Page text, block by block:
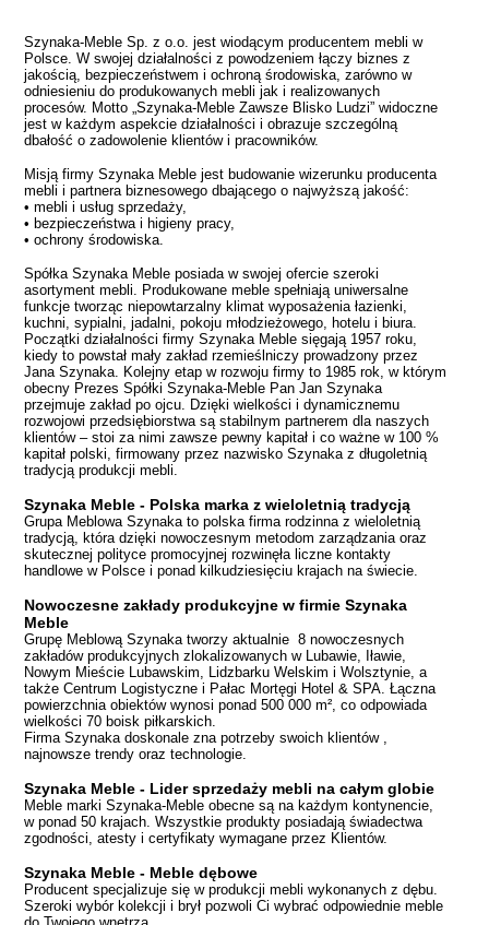
Szynaka-Meble Sp. z o.o. jest wiodącym producentem mebli w
Polsce. W swojej działalności z powodzeniem łączy biznes z
jakością, bezpieczeństwem i ochroną środowiska, zarówno w
odniesieniu do produkowanych mebli jak i realizowanych
procesów. Motto „Szynaka-Meble Zawsze Blisko Ludzi” widoczne
jest w każdym aspekcie działalności i obrazuje szczególną
dbałość o zadowolenie klientów i pracowników.
Misją firmy Szynaka Meble jest budowanie wizerunku producenta
mebli i partnera biznesowego dbającego o najwyższą jakość:
• mebli i usług sprzedaży,
• bezpieczeństwa i higieny pracy,
• ochrony środowiska.
Spółka Szynaka Meble posiada w swojej ofercie szeroki
asortyment mebli. Produkowane meble spełniają uniwersalne
funkcje tworząc niepowtarzalny klimat wyposażenia łazienki,
kuchni, sypialni, jadalni, pokoju młodzieżowego, hotelu i biura.
Początki działalności firmy Szynaka Meble sięgają 1957 roku,
kiedy to powstał mały zakład rzemieślniczy prowadzony przez
Jana Szynaka. Kolejny etap w rozwoju firmy to 1985 rok, w którym
obecny Prezes Spółki Szynaka-Meble Pan Jan Szynaka
przejmuje zakład po ojcu. Dzięki wielkości i dynamicznemu
rozwojowi przedsiębiorstwa są stabilnym partnerem dla naszych
klientów – stoi za nimi zawsze pewny kapitał i co ważne w 100 %
kapitał polski, firmowany przez nazwisko Szynaka z długoletnią
tradycją produkcji mebli.
Szynaka Meble - Polska marka z wieloletnią tradycją
Grupa Meblowa Szynaka to polska firma rodzinna z wieloletnią
tradycją, która dzięki nowoczesnym metodom zarządzania oraz
skutecznej polityce promocyjnej rozwinęła liczne kontakty
handlowe w Polsce i ponad kilkudziesięciu krajach na świecie.
Nowoczesne zakłady produkcyjne w firmie Szynaka
Meble
Grupę Meblową Szynaka tworzy aktualnie 8 nowoczesnych
zakładów produkcyjnych zlokalizowanych w Lubawie, Iławie,
Nowym Mieście Lubawskim, Lidzbarku Welskim i Wolsztynie, a
także Centrum Logistyczne i Pałac Mortęgi Hotel & SPA. Łączna
powierzchnia obiektów wynosi ponad 500 000 m², co odpowiada
wielkości 70 boisk piłkarskich.
Firma Szynaka doskonale zna potrzeby swoich klientów ,
najnowsze trendy oraz technologie.
Szynaka Meble - Lider sprzedaży mebli na całym globie
Meble marki Szynaka-Meble obecne są na każdym kontynencie,
w ponad 50 krajach. Wszystkie produkty posiadają świadectwa
zgodności, atesty i certyfikaty wymagane przez Klientów.
Szynaka Meble - Meble dębowe
Producent specjalizuje się w produkcji mebli wykonanych z dębu.
Szeroki wybór kolekcji i brył pozwoli Ci wybrać odpowiednie meble